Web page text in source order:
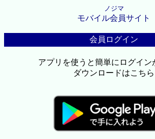
ノジマ
モバイル会員サイト
会員ログイン
アプリを使うと簡単にログイン
ダウンロードはこちら